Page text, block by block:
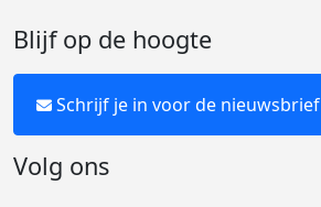
Blijf op de hoogte
Schrijf je in voor de nieuwsbrief
Volg ons